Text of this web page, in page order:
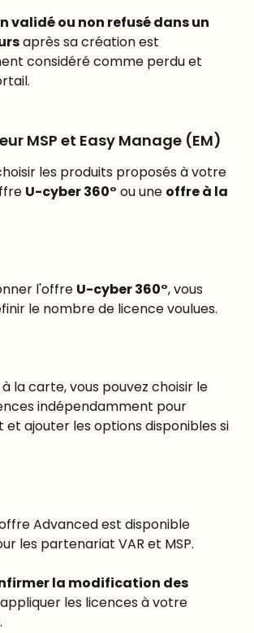
validé ou non refusé dans un
après sa création est
considéré comme perdu et
MSP et Easy Manage (EM)
les produits proposés à votre
U-cyber 360° ou une offre à la
l'offre U-cyber 360°, vous
le nombre de licence voulues.
la carte, vous pouvez choisir le
indépendamment pour
et ajouter les options disponibles si
Advanced est disponible
les partenariat VAR et MSP.
la modification des
les licences à votre